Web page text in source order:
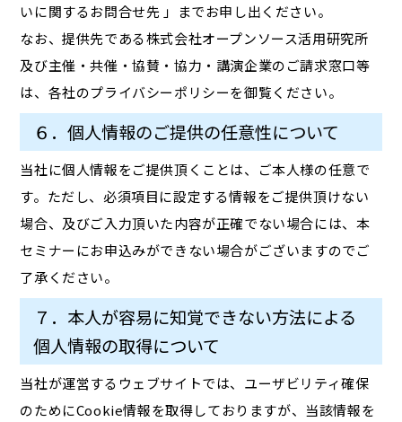
いに関するお問合せ先 」までお申し出ください。
なお、提供先である株式会社オープンソース活用研究所
及び主催・共催・協賛・協力・講演企業のご請求窓口等
は、各社のプライバシーポリシーを御覧ください。
６．個人情報のご提供の任意性について
当社に個人情報をご提供頂くことは、ご本人様の任意で
す。ただし、必須項目に設定する情報をご提供頂けない
場合、及びご入力頂いた内容が正確でない場合には、本
セミナーにお申込みができない場合がございますのでご
了承ください。
７．本人が容易に知覚できない方法による
個人情報の取得について
当社が運営するウェブサイトでは、ユーザビリティ確保
のためにCookie情報を取得しておりますが、当該情報を